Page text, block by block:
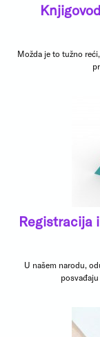
Možda je to tužno
Registracija
U našem narodu,